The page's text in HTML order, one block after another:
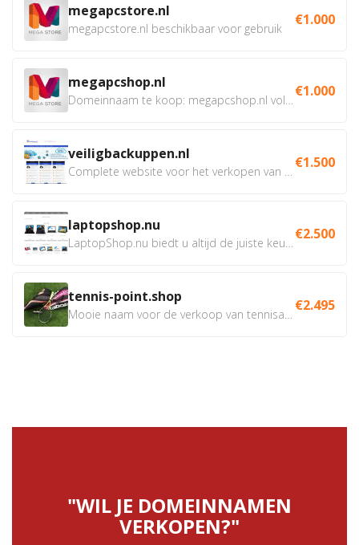
megapcstore.nl
megapcstore.nl beschikbaar voor gebruik
€1.000
megapcshop.nl €1.000
veiligbackuppen.nl €1.500
laptopshop.nu €2.500
tennis-point.shop €2.495
"WIL JE DOMEINNAMEN
VERKOPEN?"